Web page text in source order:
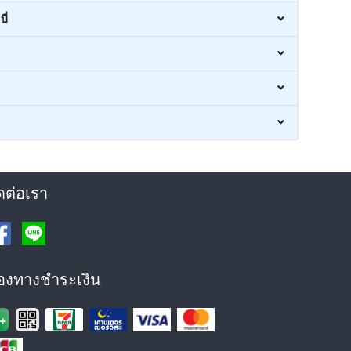
ต่อเรา
งทางชำระเงิน